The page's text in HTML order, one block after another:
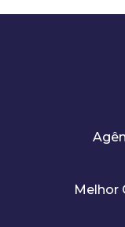
Melhor